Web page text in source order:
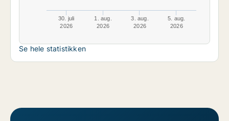
30. juli
2026
1. aug.
2026
3. aug.
2026
5. aug.
2026
Se hele statistikken